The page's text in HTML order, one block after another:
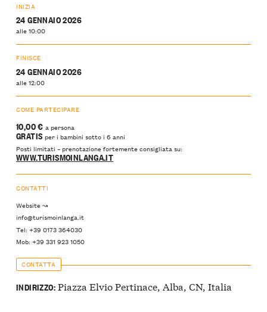
INIZIA
24 GENNAIO 2026
alle 10:00
FINISCE
24 GENNAIO 2026
alle 12:00
COME PARTECIPARE
10,00 € a persona
GRATISper i bambini sotto i 6 anni
Posti limitati – prenotazione fortemente consigliata su:
WWW.TURISMOINLANGA.IT
CONTATTI
Website ↝
info@turismoinlanga.it
Tel: +39 0173 364030
Mob: +39 331 923 1050
CONTATTA
INDIRIZZO:Piazza Elvio Pertinace, Alba, CN, Italia